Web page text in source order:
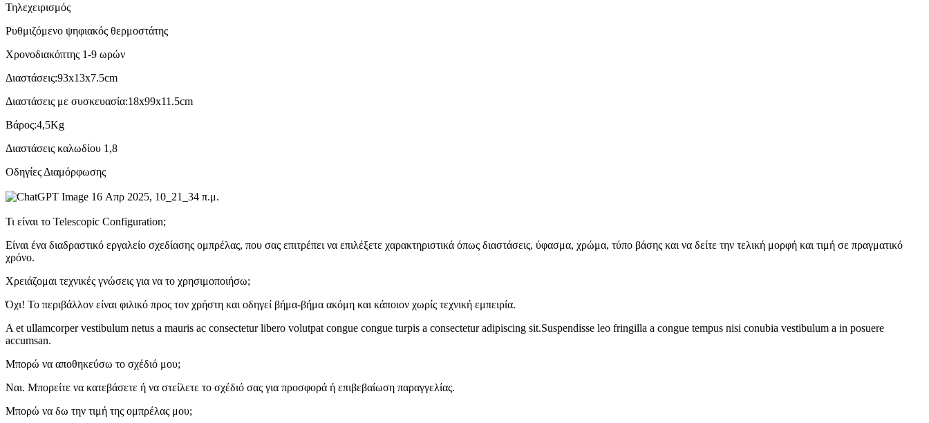
Τηλεχειρισμός
Ρυθμιζόμενο ψηφιακός θερμοστάτης
Χρονοδιακόπτης 1-9 ωρών
Διαστάσεις:93x13x7.5cm
Διαστάσεις με συσκευασία:18x99x11.5cm
Βάρος:4,5Kg
Διαστάσεις καλωδίου 1,8
Οδηγίες Διαμόρφωσης
Τι είναι το Telescopic Configuration;
Είναι ένα διαδραστικό εργαλείο σχεδίασης ομπρέλας, που σας επιτρέπει να επιλέξετε χαρακτηριστικά όπως διαστάσεις, ύφασμα, χρώμα, τύπο βάσης και να δείτε την τελική μορφή και τιμή σε πραγματικό
χρόνο.
Χρειάζομαι τεχνικές γνώσεις για να το χρησιμοποιήσω;
Όχι! Το περιβάλλον είναι φιλικό προς τον χρήστη και οδηγεί βήμα-βήμα ακόμη και κάποιον χωρίς τεχνική εμπειρία.
A et ullamcorper vestibulum netus a mauris ac consectetur libero volutpat congue congue turpis a consectetur adipiscing sit.Suspendisse leo fringilla a congue tempus nisi conubia vestibulum a in posuere
accumsan.
Μπορώ να αποθηκεύσω το σχέδιό μου;
Ναι. Μπορείτε να κατεβάσετε ή να στείλετε το σχέδιό σας για προσφορά ή επιβεβαίωση παραγγελίας.
Μπορώ να δω την τιμή της ομπρέλας μου;